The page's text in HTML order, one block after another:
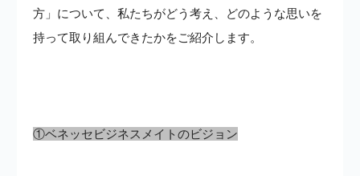
方」について、私たちがどう考え、どのような思いを
持って取り組んできたかをご紹介します。
①ベネッセビジネスメイトのビジョン